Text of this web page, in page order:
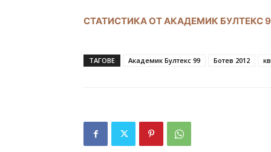
СТАТИСТИКА ОТ АКАДЕМИК БУЛТЕКС
ТАГОВЕ Академик Бултекс 99 Ботев 2012